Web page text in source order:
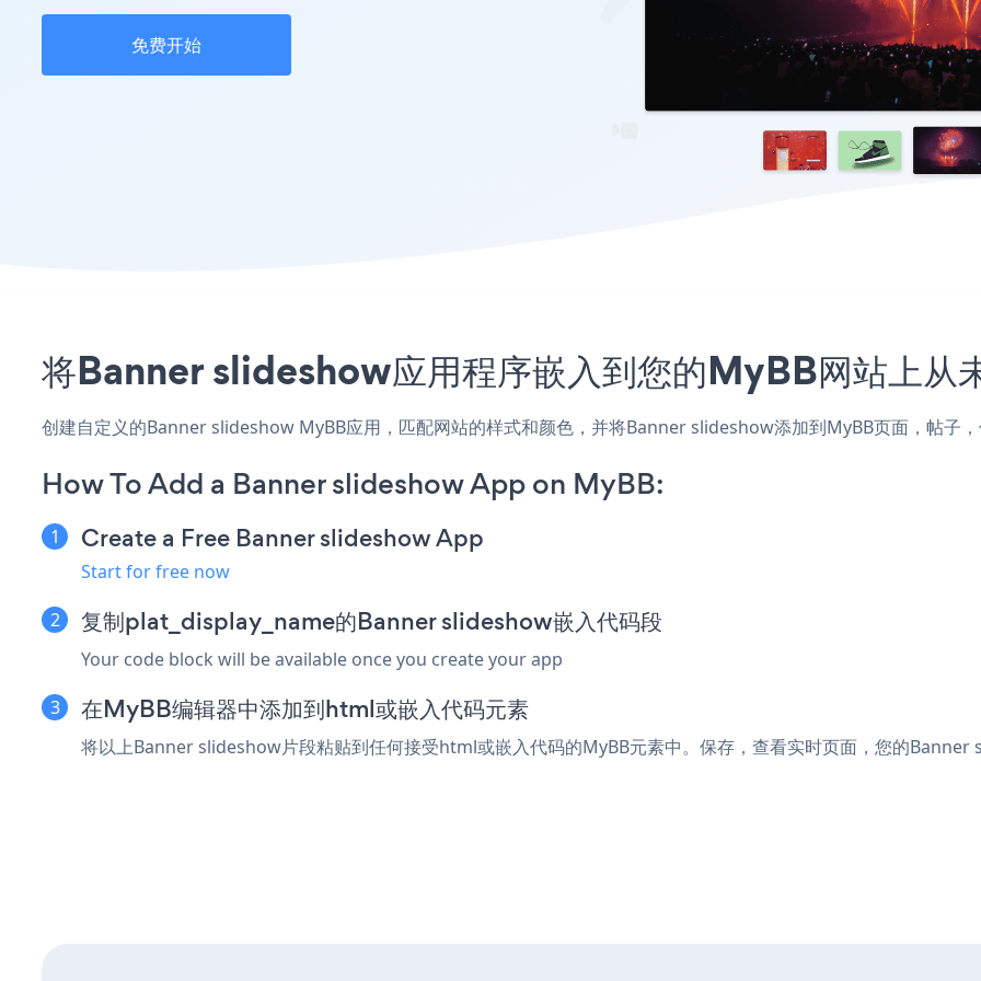
免费开始
将Banner slideshow应用程序嵌入到您的MyBB网站上从
创建自定义的Banner slideshow MyBB应用，匹配网站的样式和颜色，并将Banner slideshow添加到MyBB页面，帖子，
How To Add a Banner slideshow App on MyBB:
Create a Free Banner slideshow App
Start for free now
复制plat_display_name的Banner slideshow嵌入代码段
Your code block will be available once you create your app
在MyBB编辑器中添加到html或嵌入代码元素
将以上Banner slideshow片段粘贴到任何接受html或嵌入代码的MyBB元素中。保存，查看实时页面，您的Banner